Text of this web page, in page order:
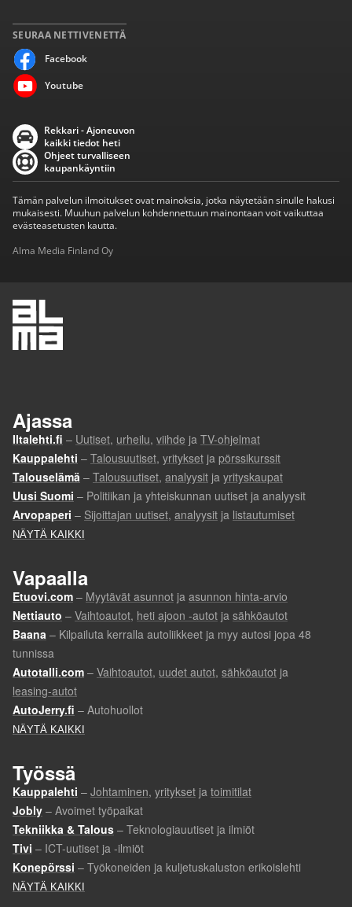
SEURAA NETTIVENETTÄ
Facebook
Youtube
Rekkari - Ajoneuvon
kaikki tiedot heti
Ohjeet turvalliseen
kaupankäyntiin
Tämän palvelun ilmoitukset ovat mainoksia, jotka näytetään sinulle hakusi
mukaisesti. Muuhun palvelun kohdennettuun mainontaan voit vaikuttaa
evästeasetusten kautta.
Alma Media Finland Oy